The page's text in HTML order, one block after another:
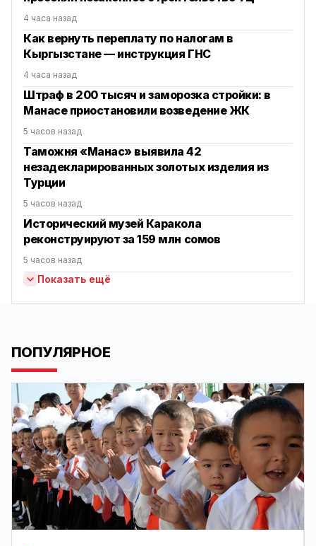
4 часа назад
Как вернуть переплату по налогам в
Кыргызстане — инструкция ГНС
4 часа назад
Штраф в 200 тысяч и заморозка стройки: в
Манасе приостановили возведение ЖК
5 часов назад
Таможня «Манас» выявила 42
незадекларированных золотых изделия из
Турции
5 часов назад
Исторический музей Каракола
реконструируют за 159 млн сомов
5 часов назад
Показать ещё
ПОПУЛЯРНОЕ